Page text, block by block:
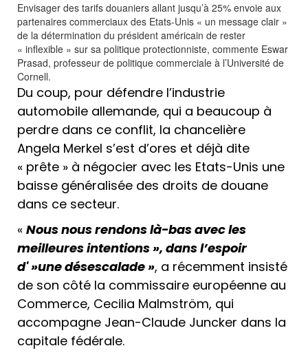
Envisager des tarifs douaniers allant jusqu’à 25% envoie aux
partenaires commerciaux des Etats-Unis « un message clair »
de la détermination du président américain de rester
« inflexible » sur sa politique protectionniste, commente Eswar
Prasad, professeur de politique commerciale à l’Université de
Cornell.
Du coup, pour défendre l’industrie
automobile allemande, qui a beaucoup à
perdre dans ce conflit, la chancelière
Angela Merkel s’est d’ores et déjà dite
« prête » à négocier avec les Etats-Unis une
baisse généralisée des droits de douane
dans ce secteur.
« Nous nous rendons là-bas avec les
meilleures intentions », dans l’espoir
d' »une désescalade », a récemment insisté
de son côté la commissaire européenne au
Commerce, Cecilia Malmström, qui
accompagne Jean-Claude Juncker dans la
capitale fédérale.